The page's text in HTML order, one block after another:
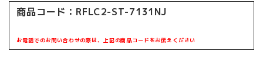
商品コード： RFLC2-ST-7131NJ
お電話でのお問い合わせの際は、上記の商品コードをお伝えください